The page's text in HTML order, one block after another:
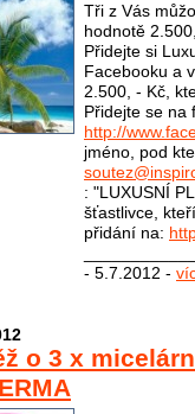
Tři z Vás
hodnotě
Přidejte si
Facebooku a
2.500, - Kč,
Přidejte se na
http://
jméno, pod
: "LUXUSNÍ
šťastlivce,
přidání na:
- 5.7.2012 -
o 3 x